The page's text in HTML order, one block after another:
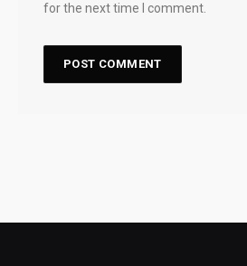
for the next time I comment.